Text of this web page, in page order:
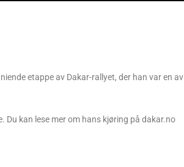
etappe av Dakar-rallyet, der han var en av
kan lese mer om hans kjøring på dakar.no